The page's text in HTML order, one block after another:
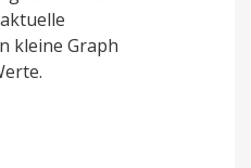
kleine Graph